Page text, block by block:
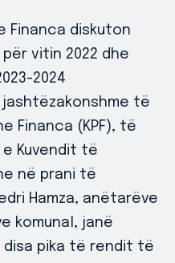
Financa diskuton
vitin 2022 dhe
2024
të
Financa (KPF), të
Kuvendit të
në prani të
Hamza, anëtarëve
komunal, janë
disa pika të rendit të